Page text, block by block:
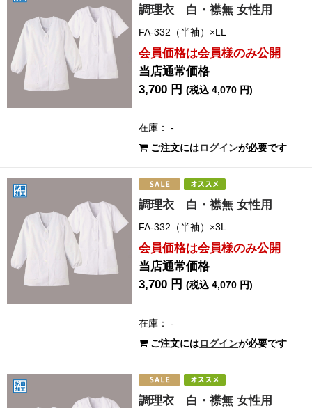
調理衣 白・襟無 女性用
FA-332（半袖）×LL
会員価格は会員様のみ公開
当店通常価格
3,700 円(税込 4,070 円)
在庫： -
ご注文にはログインが必要です
調理衣 白・襟無 女性用
FA-332（半袖）×3L
会員価格は会員様のみ公開
当店通常価格
3,700 円(税込 4,070 円)
在庫： -
ご注文にはログインが必要です
調理衣 白・襟無 女性用